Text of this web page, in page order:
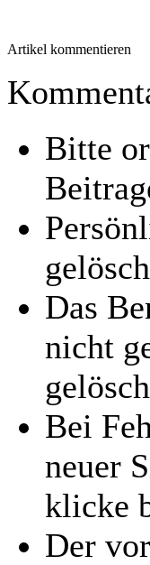
Artikel kommentieren
Bitte
Das
nicht
Bei
neuer
klicke
Der